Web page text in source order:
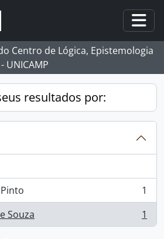
Centro de Lógica, Epistemologia
UNICAMP
resultados por:
1
Souza
1